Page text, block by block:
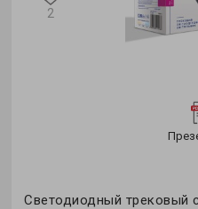
Светодиодный трековый
2